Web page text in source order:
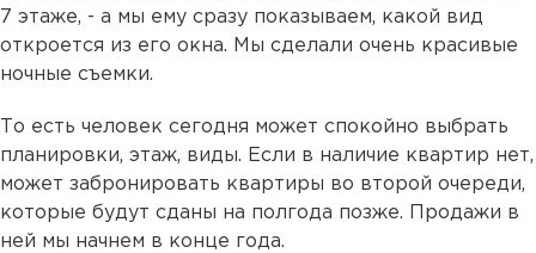
7 этаже, - а мы ему сразу показываем, какой вид
откроется из его окна. Мы сделали очень красивые
ночные съемки.
То есть человек сегодня может спокойно выбрать
планировки, этаж, виды. Если в наличие квартир нет,
может забронировать квартиры во второй очереди,
которые будут сданы на полгода позже. Продажи в
ней мы начнем в конце года.